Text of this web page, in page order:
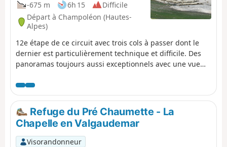
-675 m 6h 15
Difficile
Départ à Champoléon (Hautes-
Alpes)
12e étape de ce circuit avec trois cols à passer dont le
dernier est particulièrement technique et difficile. Des
panoramas toujours aussi exceptionnels avec une vue
Champoléon. Le refuge est situé dans un écrin de
verdure au fond d'un cirque au pied du Sirac et au bord
du magnifique Lac de Vallonpierre. Une zone de bivouac
dans une belle prairie, au pied du Sirac, avec une vue
splendide sur le lac.
Refuge du Pré Chaumette - La
Chapelle en Valgaudemar
Visorandonneur